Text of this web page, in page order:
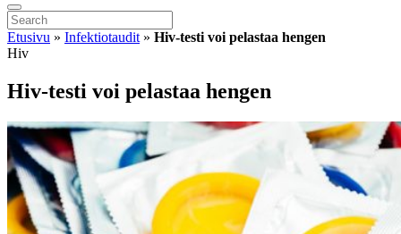
Etusivu » Infektiotaudit » Hiv-testi voi pelastaa hengen
Hiv
Hiv-testi voi pelastaa hengen